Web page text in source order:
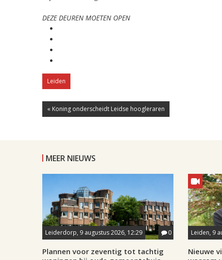
DEZE DEUREN MOETEN OPEN
Leiden
« Koning onderscheidt Leidse hoogleraren
MEER NIEUWS
Leiderdorp, 9 augustus 2026, 12:29 0
Plannen voor zeventig tot tachtig
Leiden, 9
Nieuwe